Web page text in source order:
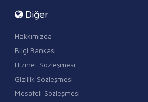
Diğer
Hakkımızda
Bilgi Bankası
Hizmet Sözleşmesi
Gizlilik Sözleşmesi
Mesafeli Sözleşmesi